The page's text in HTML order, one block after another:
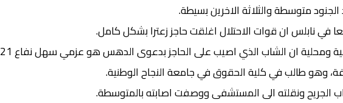
متوسطة والثلاثة الاخرين بسيطة.
في نابلس ان قوات الاحتلال اغلقت حاجز زعترا بشكل كامل.
واوضح مراسلنا حسب مصادر امنية ومحلية ان الشاب الذي اصيب على الحاجز بدعوى الدهس هو عزمي سهل نفاع 21
وهو طالب في كلية الحقوق في جامعة النجاح الوطنية.
الجريح ونقلته الى المستشفى ووصفت اصابته بالمتوسطة.